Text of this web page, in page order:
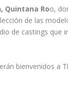
Quintana Roo,
de las
de castings que
bienvenidos a